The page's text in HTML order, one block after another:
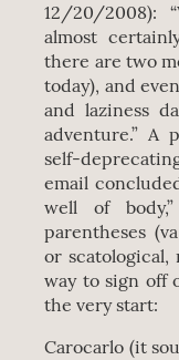
12/20/2008):
almost
there are two
today), and
and laziness
adventure.” A
self-
email
well of
parentheses
or
way to sign off
the very start:
Carocarlo (it